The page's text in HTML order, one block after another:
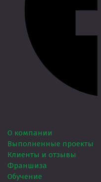
О компании
Выполненные проекты
Клиенты и отзывы
Франшиза
Обучение